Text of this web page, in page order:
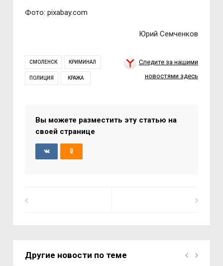
Фото: pixabay.com
Юрий Семченков
СМОЛЕНСК КРИМИНАЛ
ПОЛИЦИЯ КРАЖА
Следите за нашими
новостями здесь
Вы можете разместить эту статью на
своей странице
Другие новости по теме